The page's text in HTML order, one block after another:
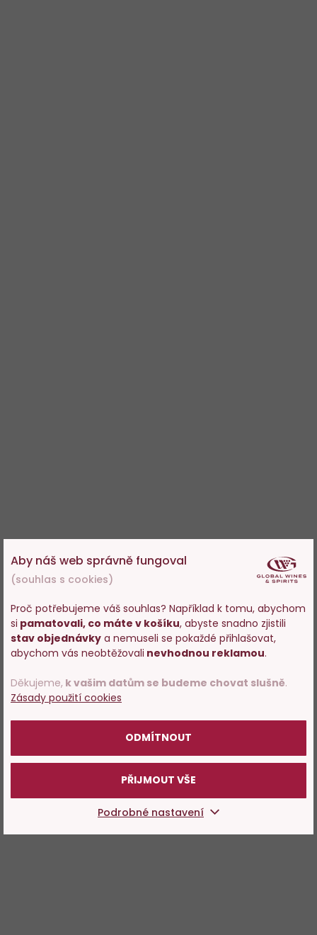
Aby náš web správně fungoval
(souhlas s cookies)
Proč potřebujeme váš souhlas? Například k tomu, abychom
si pamatovali, co máte v košíku, abyste snadno zjistili
stav objednávky a nemuseli se pokaždé přihlašovat,
abychom vás neobtěžovali nevhodnou reklamou.
Děkujeme, k vašim datům se budeme chovat slušně.
Zásady použití cookies
ODMÍTNOUT
PŘIJMOUT VŠE
Podrobné nastavení
Vstupujete na stránky
s prodejem alkoholu. Prosím